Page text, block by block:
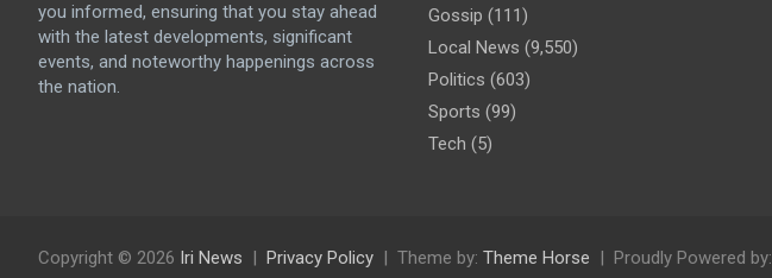
you informed, ensuring that you stay ahead
with the latest developments, significant
events, and noteworthy happenings across
the nation.
Gossip (111)
Local News (9,550)
Politics (603)
Sports (99)
Tech (5)
Copyright © 2026 Iri News Privacy Policy Theme by: Theme Horse Proudly Powered by: